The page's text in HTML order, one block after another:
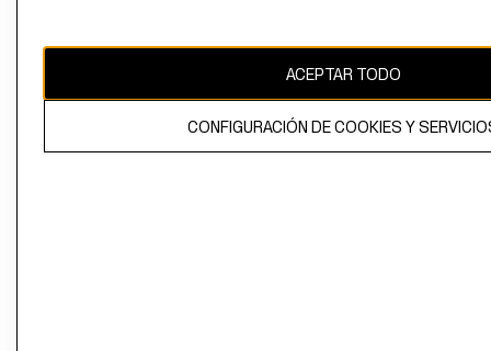
El contenido de esta página web está protegido por copyright y es
ACEPTAR TODO
CONFIGURACIÓN DE COOKIES Y